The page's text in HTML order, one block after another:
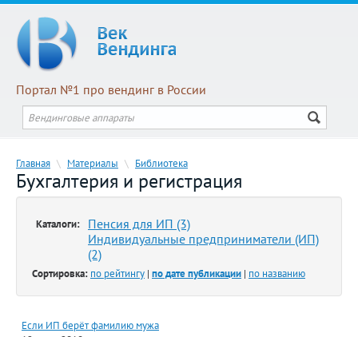
Портал №1 про вендинг в России
Главная \ Материалы \ Библиотека
Бухгалтерия и регистрация
Каталоги:
Пенсия для ИП (3)
Индивидуальные предприниматели (ИП)
(2)
Сортировка: по рейтингу | по дате публикации | по названию
Если ИП берёт фамилию мужа